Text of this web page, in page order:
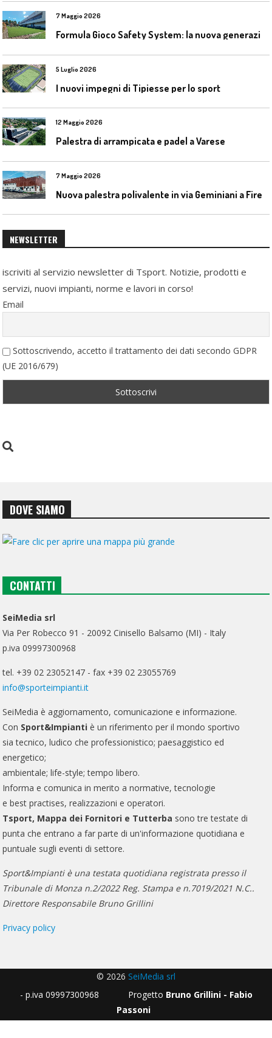
7 Maggio 2026
5 Luglio 2026
I nuovi impegni di Tipiesse per lo sport
12 Maggio 2026
Palestra di arrampicata e padel a Varese
7 Maggio 2026
NEWSLETTER
iscriviti al servizio newsletter di Tsport. Notizie, prodotti e
servizi, nuovi impianti, norme e lavori in corso!
Email
Sottoscrivendo, accetto il trattamento dei dati secondo GDPR
(UE 2016/679)
DOVE SIAMO
CONTATTI
SeiMedia srl
Via Per Robecco 91 - 20092 Cinisello Balsamo (MI) - Italy
p.iva 09997300968
tel. +39 02 23052147 - fax +39 02 23055769
info@sporteimpianti.it
SeiMedia è aggiornamento, comunicazione e informazione.
Con Sport&Impianti è un riferimento per il mondo sportivo
sia tecnico, ludico che professionistico; paesaggistico ed
energetico;
ambientale; life-style; tempo libero.
Informa e comunica in merito a normative, tecnologie
e best practises, realizzazioni e operatori.
Tsport, Mappa dei Fornitori e Tutterba sono tre testate di
punta che entrano a far parte di un'informazione quotidiana e
puntuale sugli eventi di settore.
Sport&Impianti è una testata quotidiana registrata presso il
Tribunale di Monza n.2/2022 Reg. Stampa e n.7019/2021 N.C..
Direttore Responsabile Bruno Grillini
Privacy policy
© 2026 SeiMedia srl
- p.iva 09997300968 Progetto Bruno Grillini - Fabio
Passoni